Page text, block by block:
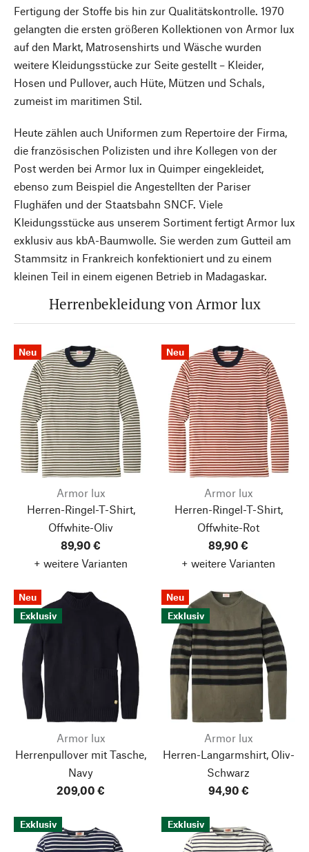
Fertigung der Stoffe bis hin zur Qualitätskontrolle. 1970
gelangten die ersten größeren Kollektionen von Armor lux
auf den Markt, Matrosenshirts und Wäsche wurden
weitere Kleidungsstücke zur Seite gestellt – Kleider,
Hosen und Pullover, auch Hüte, Mützen und Schals,
zumeist im maritimen Stil.
Heute zählen auch Uniformen zum Repertoire der Firma,
die französischen Polizisten und ihre Kollegen von der
Post werden bei Armor lux in Quimper eingekleidet,
ebenso zum Beispiel die Angestellten der Pariser
Flughäfen und der Staatsbahn SNCF. Viele
Kleidungsstücke aus unserem Sortiment fertigt Armor lux
exklusiv aus kbA-Baumwolle. Sie werden zum Gutteil am
Stammsitz in Frankreich konfektioniert und zu einem
kleinen Teil in einem eigenen Betrieb in Madagaskar.
Herrenbekleidung von Armor lux
Neu
Armor lux
Herren-Ringel-T-Shirt,
Offwhite-Oliv
89,90 €
+ weitere Varianten
Neu
Armor lux
Herren-Ringel-T-Shirt,
Offwhite-Rot
89,90 €
+ weitere Varianten
Neu
Exklusiv
Armor lux
Herrenpullover mit Tasche,
Navy
209,00 €
Neu
Exklusiv
Armor lux
Herren-Langarmshirt, Oliv-
Schwarz
94,90 €
Exklusiv Exklusiv